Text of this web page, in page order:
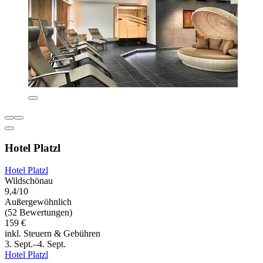
Hotel Platzl
Hotel Platzl
Wildschönau
9,4/10
Außergewöhnlich
(52 Bewertungen)
159 €
inkl. Steuern & Gebühren
3. Sept.–4. Sept.
Hotel Platzl